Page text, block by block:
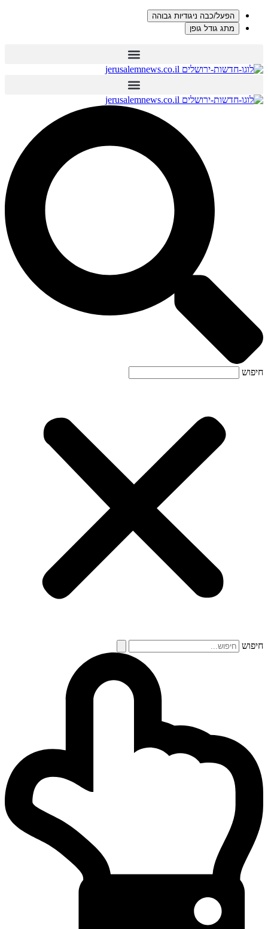
הפעל/כבה ניגודיות גבוהה
מתג גודל גופן
חיפוש
חיפוש